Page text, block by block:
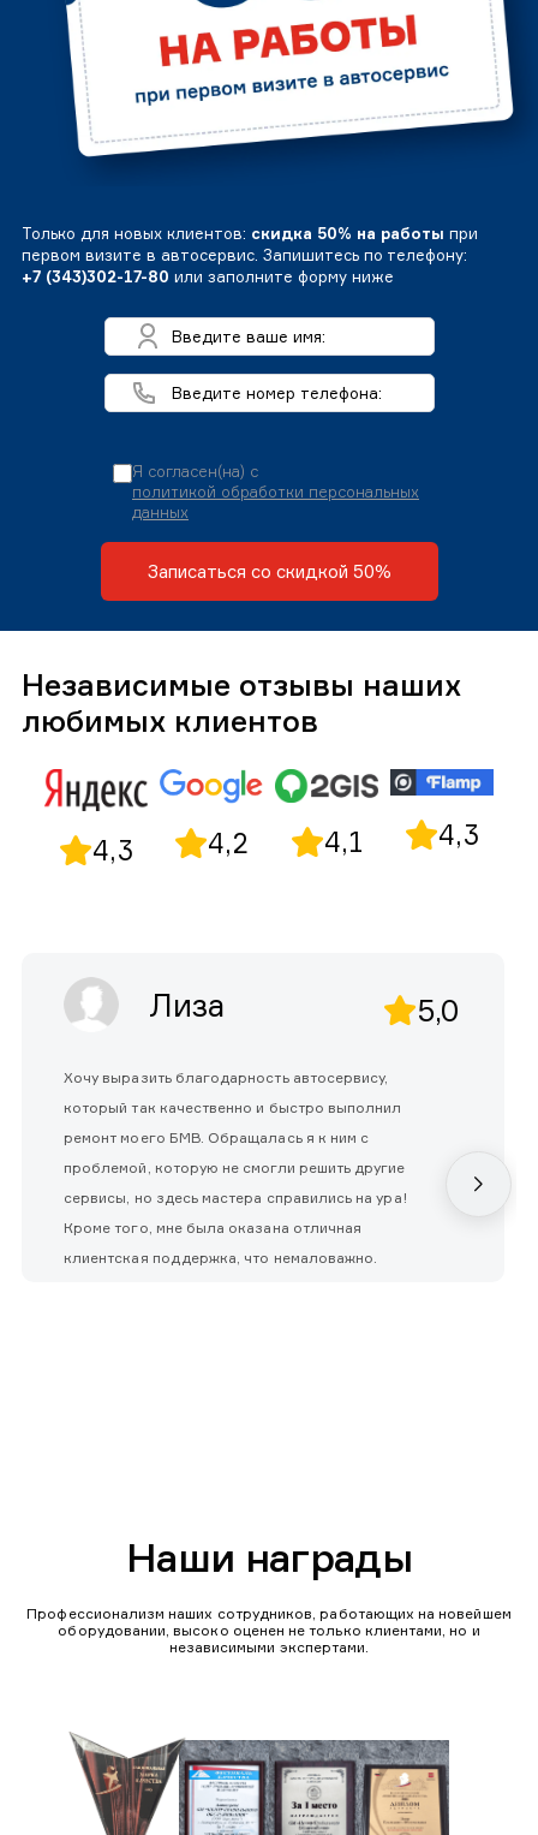
Только для новых клиентов: скидка 50% на работы при
первом визите в автосервис. Запишитесь по телефону:
+7 (343)302-17-80 или заполните форму ниже
Я согласен(на) с
политикой обработки персональных
данных
Записаться со скидкой 50%
Независимые отзывы наших
любимых клиентов
4,3 4,2 4,1 4,3
Лиза 5,0
Хочу выразить благодарность автосервису,
который так качественно и быстро выполнил
ремонт моего БМВ. Обращалась я к ним с
проблемой, которую не смогли решить другие
сервисы, но здесь мастера справились на ура!
Кроме того, мне была оказана отличная
клиентская поддержка, что немаловажно.
Наши награды
Профессионализм наших сотрудников, работающих на новейшем
оборудовании, высоко оценен не только клиентами, но и
независимыми экспертами.